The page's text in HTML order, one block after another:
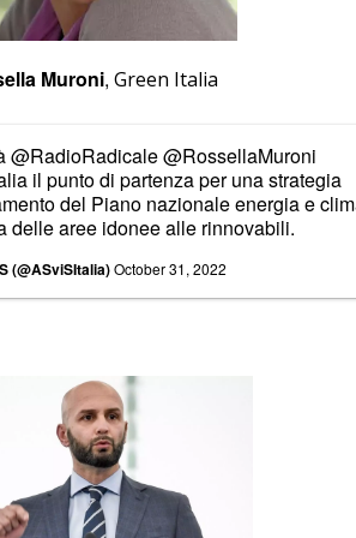
Muroni, Green Italia
@RadioRadicale@RossellaMuroni
il punto di partenza per una strategia
del Piano nazionale energia e
delle aree idonee alle rinnovabili.
(@ASviSItalia)October 31, 2022